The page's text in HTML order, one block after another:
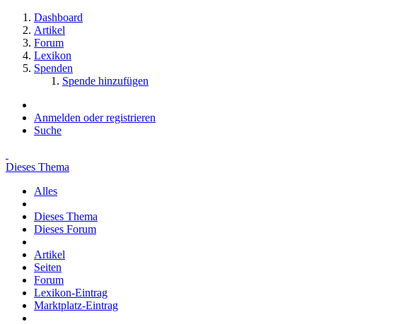
Dashboard
Artikel
Forum
Lexikon
Spenden
Spende hinzufügen
Anmelden oder registrieren
Suche
Dieses Thema
Alles
Dieses Thema
Dieses Forum
Artikel
Seiten
Forum
Lexikon-Eintrag
Marktplatz-Eintrag